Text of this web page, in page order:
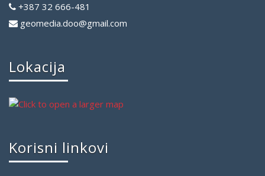
+387 32 666-481
geomedia.doo@gmail.com
Lokacija
Korisni linkovi